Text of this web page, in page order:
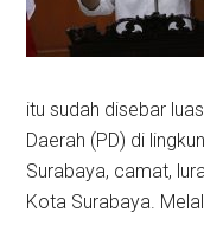
itu sudah disebar
Daerah (PD) di
Surabaya, camat,
Kota Surabaya.